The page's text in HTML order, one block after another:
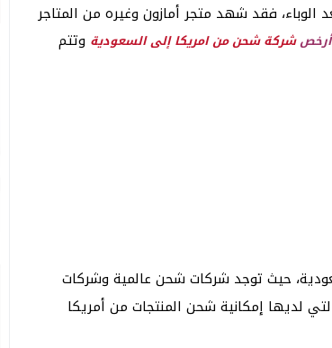
الوباء، فقد شهد متجر أمازون وغيره من المتاجر
أرخصشركة شحن من امريكا إلى السعودية وتتم
حيث توجد شركات شحن عالمية وشركات
لديها إمكانية شحن المنتجات من أمريكا